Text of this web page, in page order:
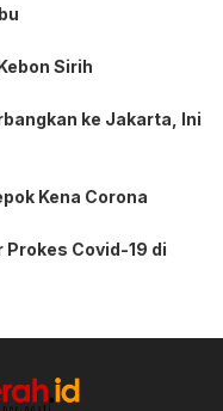
Sirih
ke Jakarta, Ini
Kena Corona
Prokes Covid-19 di